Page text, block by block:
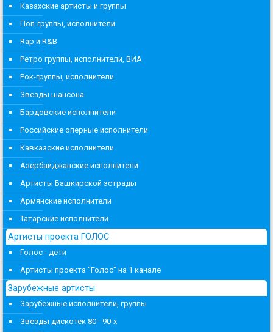
Казахские артисты и группы
Поп-группы, исполнители
Rap и R&B
Ретро группы, исполнители, ВИА
Рок-группы, исполнители
Звезды шансона
Бардовские исполнители
Российские оперные исполнители
Кавказские исполнители
Азербайджанские исполнители
Артисты Башкирской эстрады
Армянские исполнители
Татарские исполнители
Артисты проекта ГОЛОС
Голос - дети
Артисты проекта "Голос" на 1 канале
Зарубежные артисты
Зарубежные исполнители, группы
Звезды дискотек 80 - 90-х